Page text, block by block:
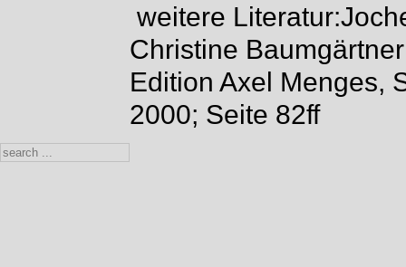
weitere
Christine
Edition Axel Menges,
2000; Seite 82ff